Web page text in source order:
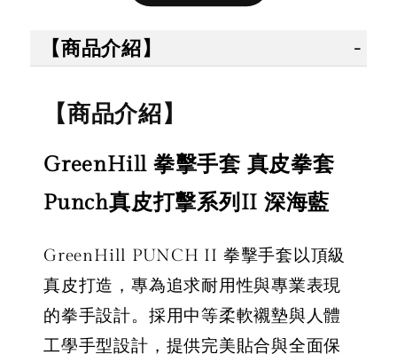
【拳運會】
拳擊手套 除
格鬥專用 擊
退汗味 台灣
製造 酵素分
NT$ 300
NT$ 350
- +
售完
綁帶 彈性手
綁帶 熱情火
紅款
NT$ 450
NT$ 500
綁帶 彈
綁帶 獨
NT$ 450
NT$ 500
【商品介紹】
【商品介紹】
GreenHill 拳擊手套 真皮拳套
Punch真皮打擊系列II 深海藍
GreenHill PUNCH II 拳擊手套以頂級
真皮打造，專為追求耐用性與專業表現
的拳手設計。採用中等柔軟襯墊與人體
工學手型設計，提供完美貼合與全面保